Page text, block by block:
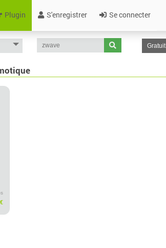
Plugin S'enregistrer Se connecter
Gratuit